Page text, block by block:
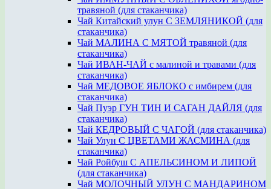
травяной (для стаканчика)
Чай Китайский улун С ЗЕМЛЯНИКОЙ (для
стаканчика)
Чай МАЛИНА С МЯТОЙ травяной (для
стаканчика)
Чай ИВАН-ЧАЙ с малиной и травами (для
стаканчика)
Чай МЕДОВОЕ ЯБЛОКО с имбирем (для
стаканчика)
Чай Пуэр ГУН ТИН И САГАН ДАЙЛЯ (для
стаканчика)
Чай КЕДРОВЫЙ С ЧАГОЙ (для стаканчика)
Чай Улун С ЦВЕТАМИ ЖАСМИНА (для
стаканчика)
Чай Ройбуш С АПЕЛЬСИНОМ И ЛИПОЙ
(для стаканчика)
Чай МОЛОЧНЫЙ УЛУН С МАНДАРИНОМ